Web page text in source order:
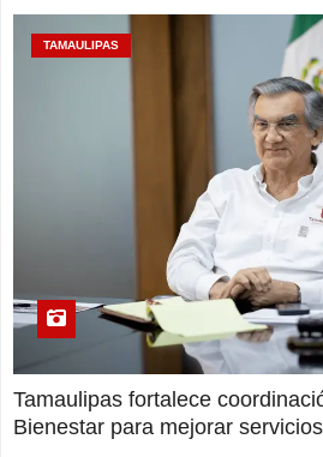
TAMAULIPAS
Tamaulipas fortalece
Bienestar para mejorar